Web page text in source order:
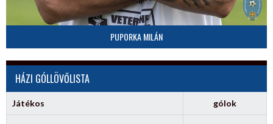
PUPORKA MILÁN
HÁZI GÓLLÖVŐLISTA
Játékos gólok